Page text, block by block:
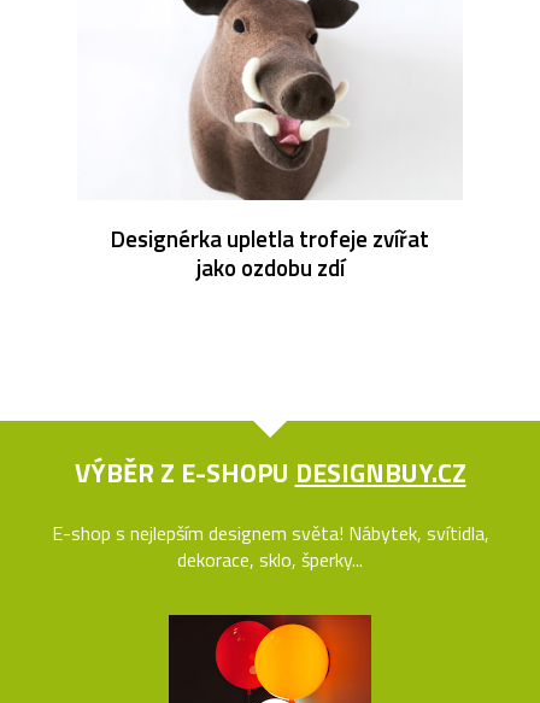
Designérka upletla trofeje zvířat
jako ozdobu zdí
VÝBĚR Z E-SHOPU DESIGNBUY.CZ
E-shop s nejlepším designem světa! Nábytek, svítidla,
dekorace, sklo, šperky...